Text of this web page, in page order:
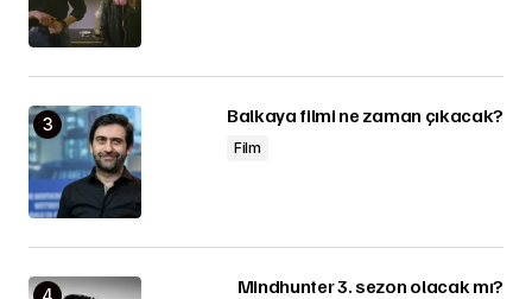
Balkaya filmi ne zaman çıkacak?
Film
Mindhunter 3. sezon olacak mı?